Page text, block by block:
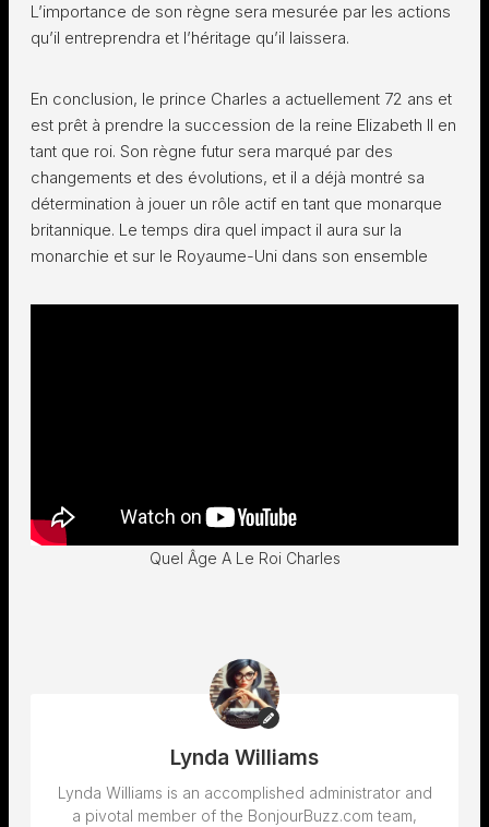
L’importance de son règne sera mesurée par les actions
qu’il entreprendra et l’héritage qu’il laissera.
En conclusion, le prince Charles a actuellement 72 ans et
est prêt à prendre la succession de la reine Elizabeth II en
tant que roi. Son règne futur sera marqué par des
changements et des évolutions, et il a déjà montré sa
détermination à jouer un rôle actif en tant que monarque
britannique. Le temps dira quel impact il aura sur la
monarchie et sur le Royaume-Uni dans son ensemble
Quel Âge A Le Roi Charles
Lynda Williams
Lynda Williams is an accomplished administrator and
a pivotal member of the BonjourBuzz.com team,